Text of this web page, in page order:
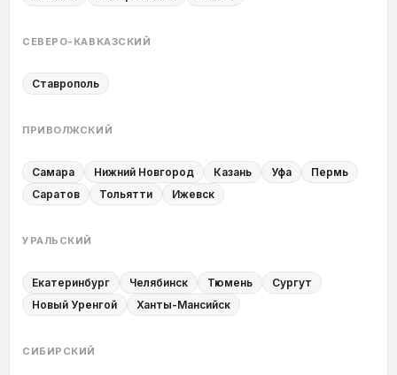
СЕВЕРО-КАВКАЗСКИЙ
Ставрополь
ПРИВОЛЖСКИЙ
Самара Нижний Новгород Казань Уфа
Пермь
Саратов
Тольятти Ижевск
УРАЛЬСКИЙ
Екатеринбург Челябинск Тюмень
Сургут
Новый Уренгой
Ханты-Мансийск
СИБИРСКИЙ